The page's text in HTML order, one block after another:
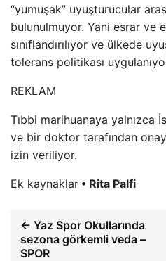
“yumuşak” uyuşturucular
bulunulmuyor. Yani esrar ve
sınıflandırılıyor ve ülkede
tolerans politikası
REKLAM
Tıbbi marihuanaya yalnızca
ve bir doktor tarafından
izin veriliyor.
Ek kaynaklar • Rita Palfi
← Yaz Spor Okullarında
sezona görkemli veda –
SPOR